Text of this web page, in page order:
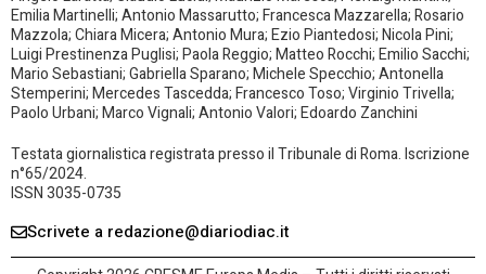
Emilia Martinelli; Antonio Massarutto; Francesca Mazzarella; Rosario
Mazzola; Chiara Micera; Antonio Mura; Ezio Piantedosi; Nicola Pini;
Luigi Prestinenza Puglisi; Paola Reggio; Matteo Rocchi; Emilio Sacchi;
Mario Sebastiani; Gabriella Sparano; Michele Specchio; Antonella
Stemperini; Mercedes Tascedda; Francesco Toso; Virginio Trivella;
Paolo Urbani; Marco Vignali; Antonio Valori; Edoardo Zanchini
Testata giornalistica registrata presso il Tribunale di Roma. Iscrizione
n°65/2024.
ISSN 3035-0735
Scrivete a redazione@diariodiac.it